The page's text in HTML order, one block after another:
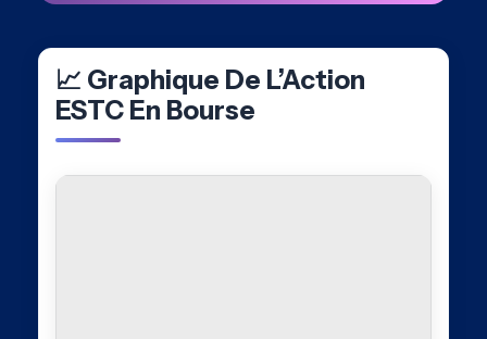
📈 Graphique De L’Action
ESTC En Bourse